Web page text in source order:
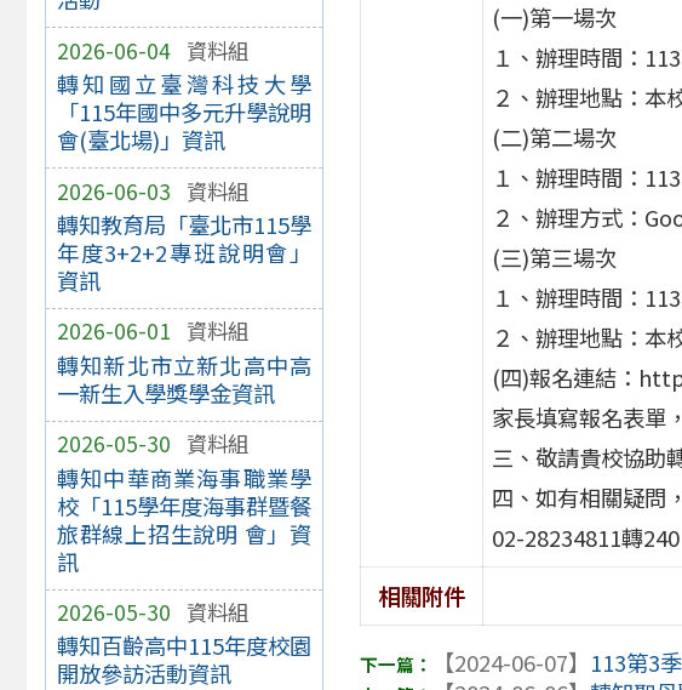
2026-06-04 資料組
轉知國立臺灣科技大學
「115年國中多元升學說明
會(臺北場)」資訊
2026-06-03 資料組
轉知教育局「臺北市115學
年度3+2+2專班說明會」
資訊
2026-06-01 資料組
轉知新北市立新北高中高
一新生入學獎學金資訊
2026-05-30 資料組
轉知中華商業海事職業學
校「115學年度海事群暨餐
旅群線上招生說明 會」資
訊
2026-05-30 資料組
轉知百齡高中115年度校園
開放參訪活動資訊
(一)第一場次
１、辦理時間：
２、辦理地點：本
(二)第二場次
１、辦理時間：
２、辦理方式：
(三)第三場次
１、辦理時間：
２、辦理地點：本
(四)報名連結：
家長填寫報名表單
三、敬請貴校協助
四、如有相關疑問
02-28234811轉240
相關附件
【2024-06-07】 113第3